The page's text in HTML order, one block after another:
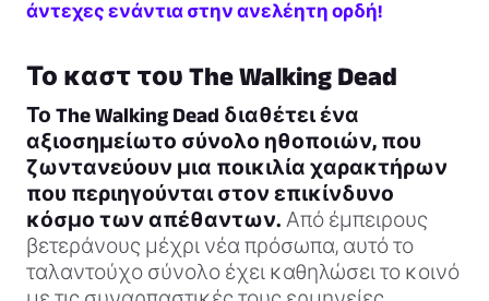
άντεχες ενάντια στην ανελέητη ορδή!
Το καστ του The Walking Dead
Το The Walking Dead διαθέτει ένα
αξιοσημείωτο σύνολο ηθοποιών, που
ζωντανεύουν μια ποικιλία χαρακτήρων
που περιηγούνται στον επικίνδυνο
κόσμο των απέθαντων. Από έμπειρους
βετεράνους μέχρι νέα πρόσωπα, αυτό το
ταλαντούχο σύνολο έχει καθηλώσει το κοινό